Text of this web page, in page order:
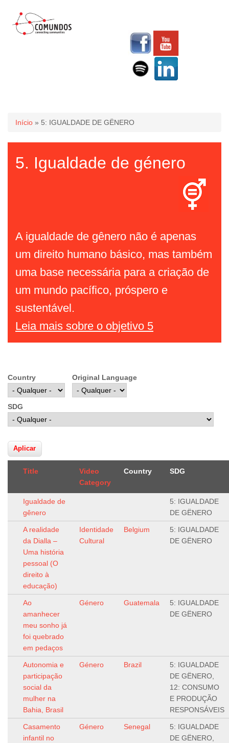
Você está aqui
Início » 5: IGUALDADE DE GËNERO
5. Igualdade de género
A igualdade de gênero não é apenas
um direito humano básico, mas também
uma base necessária para a criação de
um mundo pacífico, próspero e
sustentável.
Leia mais sobre o objetivo 5
Country Original Language
SDG
Title
Video
Category
Country SDG
Igualdade de
gênero
5: IGUALDADE
DE GËNERO
A realidade
da Dialla –
Uma história
pessoal (O
direito à
educação)
Identidade
Cultural
Belgium
5: IGUALDADE
DE GËNERO
Ao
amanhecer
meu sonho já
foi quebrado
em pedaços
Género Guatemala
5: IGUALDADE
DE GËNERO
Autonomia e
participação
social da
mulher na
Bahia, Brasil
Género Brazil
5: IGUALDADE
DE GËNERO,
12: CONSUMO
E PRODUÇÃO
RESPONSÁVEIS
Casamento
infantil no
Género Senegal
5: IGUALDADE
DE GËNERO,